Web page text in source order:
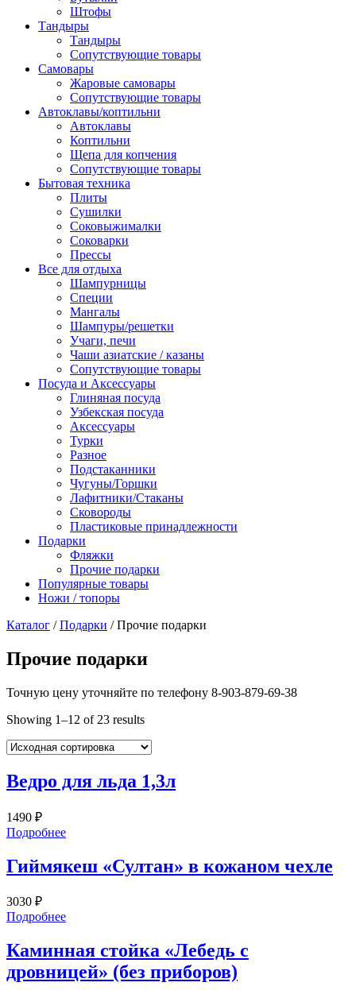
Штофы
Тандыры
Тандыры
Сопутствующие товары
Самовары
Жаровые самовары
Сопутствующие товары
Автоклавы/коптильни
Автоклавы
Коптильни
Щепа для копчения
Сопутствующие товары
Бытовая техника
Плиты
Сушилки
Соковыжималки
Соковарки
Прессы
Все для отдыха
Шампурницы
Специи
Мангалы
Шампуры/решетки
Учаги, печи
Чаши азиатские / казаны
Сопутствующие товары
Посуда и Аксессуары
Глиняная посуда
Узбекская посуда
Аксессуары
Турки
Разное
Подстаканники
Чугуны/Горшки
Лафитники/Стаканы
Сковороды
Пластиковые принадлежности
Подарки
Фляжки
Прочие подарки
Популярные товары
Ножи / топоры
Каталог /Подарки / Прочие подарки
Прочие подарки
Точную цену уточняйте по телефону 8-903-879-69-38
Showing 1–12 of 23 results
Ведро для льда 1,3л
1490 ₽
Подробнее
Гиймякеш «Султан» в кожаном чехле
3030 ₽
Подробнее
Каминная стойка «Лебедь с
дровницей» (без приборов)